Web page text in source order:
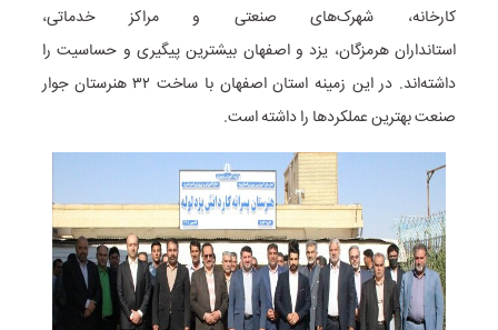
کارخانه، شهرک‌های صنعتی و مراکز خدماتی،
استانداران هرمزگان، یزد و اصفهان بیشترین پیگیری و حساسیت را
داشته‌اند. در این زمینه استان اصفهان با ساخت ۳۲ هنرستان جوار
صنعت بهترین عملکردها را داشته است.